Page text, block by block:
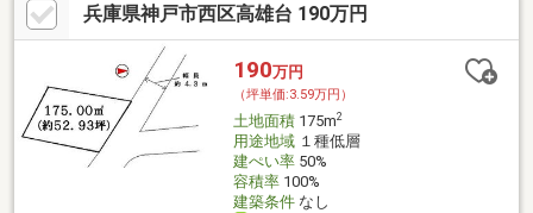
兵庫県神戸市西区高雄台 190万円
190万円
（坪単価:3.59万円）
土地面積175m2
用途地域１種低層
建ぺい率50%
容積率100%
建築条件なし